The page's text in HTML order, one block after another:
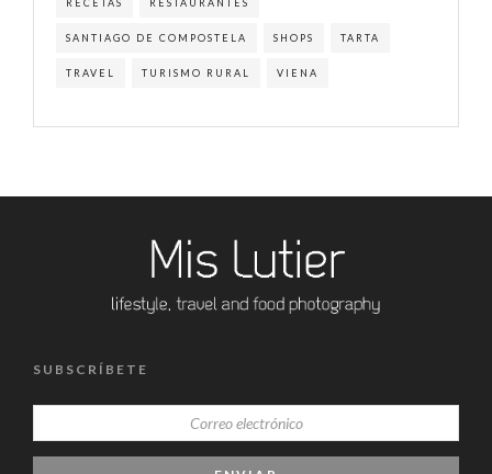
RECETAS RESTAURANTES
SANTIAGO DE COMPOSTELA SHOPS TARTA
TRAVEL TURISMO RURAL VIENA
SUBSCRÍBETE